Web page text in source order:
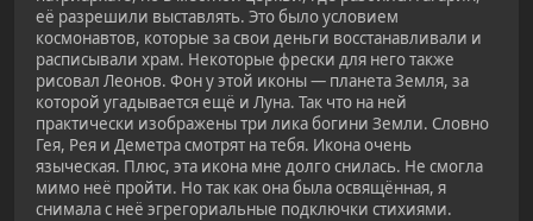
её разрешили выставлять. Это было условием
космонавтов, которые за свои деньги восстанавливали и
расписывали храм. Некоторые фрески для него также
рисовал Леонов. Фон у этой иконы — планета Земля, за
которой угадывается ещё и Луна. Так что на ней
практически изображены три лика богини Земли. Словно
Гея, Рея и Деметра смотрят на тебя. Икона очень
языческая. Плюс, эта икона мне долго снилась. Не смогла
мимо неё пройти. Но так как она была освящённая, я
снимала с неё эгрегориальные подключки стихиями.